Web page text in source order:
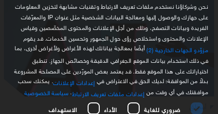
أسواق
نحن وشركاؤنا نستخدم ملفات تعريف الارتباط وتقنيات مشابهة لتخزين المعلومات
على جهازك والوصول إليها ومعالجة البيانات الشخصية مثل عنوان IP والمعرّفات
الفريدة وبيانات التصفح، وذلك من أجل الإعلانات والمحتوى المخصّصين وقياس
الإعلانات والمحتوى واستخلاص رؤى حول الجمهور وتحسين الخدمات. قد يقوم
مزوّدو الجهات الخارجية (2)
أيضًا بمعالجة بياناتك لهذه الأغراض ولأغراض أخرى، بما
في ذلك استخدام بيانات الموقع الجغرافي الدقيقة وخصائص الجهاز. تنطبق
اختياراتك على هذا الموقع فقط. قد يعتمد بعض المورّدين على المصلحة المشروعة
بدلاً من الموافقة؛ لديك الحق في الاعتراض في إعدادات الإعلانات . يمكنك سحب
موافقتك في أي وقت من إعدادات ملفات تعريف الارتباط سياسة الخصوصية
ضروري للغاية
الأداء الاستهداف